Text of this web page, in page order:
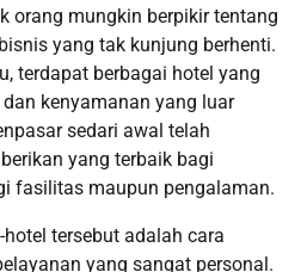
orang mungkin berpikir tentang
yang tak kunjung berhenti.
terdapat berbagai hotel yang
kenyamanan yang luar
sedari awal telah
yang terbaik bagi
fasilitas maupun pengalaman.
tersebut adalah cara
yang sangat personal.